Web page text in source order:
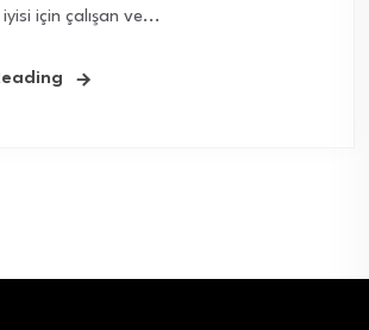
iyisi için çalışan ve...